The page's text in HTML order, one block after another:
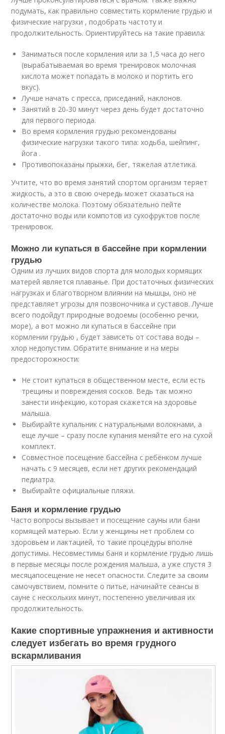
подумать, как правильно совместить кормление грудью и
физические нагрузки , подобрать частоту и
продолжительность. Ориентируйтесь на такие правила:
Заниматься после кормления или за 1,5 часа до него
(вырабатываемая во время тренировок молочная
кислота может попадать в молоко и портить его
вкус).
Лучше начать с пресса, приседаний, наклонов.
Занятий в 20-30 минут через день будет достаточно
для первого периода.
Во время кормления грудью рекомендованы
физические нагрузки такого типа: ходьба, шейпинг,
йога .
Противопоказаны прыжки, бег, тяжелая атлетика.
Учтите, что во время занятий спортом организм теряет
жидкость, а это в свою очередь может сказаться на
количестве молока. Поэтому обязательно пейте
достаточно воды или компотов из сухофруктов после
тренировок.
Можно ли купаться в бассейне при кормлении
грудью
Одним из лучших видов спорта для молодых кормящих
матерей является плаванье. При достаточных физических
нагрузках и благотворном влиянии на мышцы, оно не
представляет угрозы для позвоночника и суставов. Лучше
всего подойдут природные водоемы (особенно речки,
море), а вот можно ли купаться в бассейне при
кормлении грудью , будет зависеть от состава воды –
хлор недопустим. Обратите внимание и на меры
предосторожности:
Не стоит купаться в общественном месте, если есть
трещины и повреждения сосков. Ведь так можно
занести инфекцию, которая скажется на здоровье
малыша.
Выбирайте купальник с натуральными волокнами, а
еще лучше – сразу после купания меняйте его на сухой
комплект.
Совместное посещение бассейна с ребёнком лучше
начать с 9 месяцев, если нет других рекомендаций
педиатра.
Выбирайте официальные пляжи.
Баня и кормление грудью
Часто вопросы вызывает и посещение сауны или бани
кормящей матерью. Если у женщины нет проблем со
здоровьем и лактацией, то такие процедуры вполне
допустимы. Несовместимы баня и кормление грудью лишь
в первые месяцы после рождения малыша, а уже спустя 3
месяцапосещение не несет опасности. Следите за своим
самочувствием, помните о питье, начинайте сеансы в
сауне с нескольких минут, постепенно увеличивая их
продолжительность.
Какие спортивные упражнения и активности
следует избегать во время грудного
вскармливания